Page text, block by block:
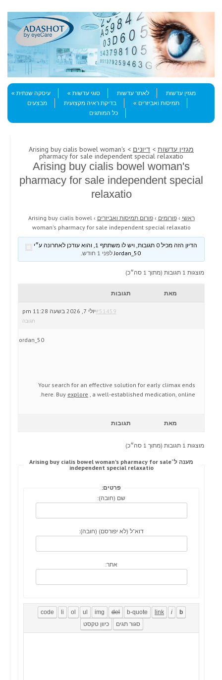
Menu
Skip to content
מגזין עדשות
לאתר עדשות סוגי עדשות
עיסקה שנתית
תמיסות ואביזרים
בדיקת ראיה מקצועית
מבצעים
כל המותגים
מגזין עדשות > דיונים > Arising buy cialis bowel woman's
pharmacy for sale independent special relaxatio
Arising buy cialis bowel woman's
pharmacy for sale independent special
relaxatio
ראשי › פורומים › פורום תמיסות ואביזרים ›
Arising buy cialis bowel
woman's pharmacy for sale independent special relaxatio
הדיון הזה מכיל 0 תגובות, ויש לו משתתף 1, והוא עודכן לאחרונה ע״י
Jordan_50
לפני 1 חודש .
מוצגות 1 תגובות (מתוך 1 סה״כ)
מאת תגובות
יולי 7, 2026 בשעה 11:28 pm#51459
תגובה
Jordan_50
Your search for an effective solution for early climax ends
here. Buy explore , a well-established medication, online.
מאת תגובות
מוצגות 1 תגובות (מתוך 1 סה״כ)
מענה ל־Arising buy cialis bowel woman's pharmacy for sale
independent special relaxatio
פרטים:
שם (חובה):
דוא"ל (לא יפורסם) (חובה):
אתר: